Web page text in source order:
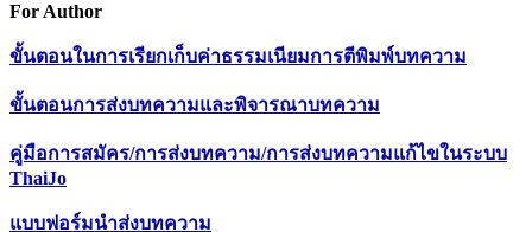
For Author
ขั้นตอนในการเรียกเก็บค่าธรรมเนียมการตีพิมพ์บทความ
ขั้นตอนการส่งบทความและพิจารณาบทความ
คู่มือการสมัคร/การส่งบทความ/การส่งบทความแก้ไขในระบบ
ThaiJo
แบบฟอร์มนำส่งบทความ